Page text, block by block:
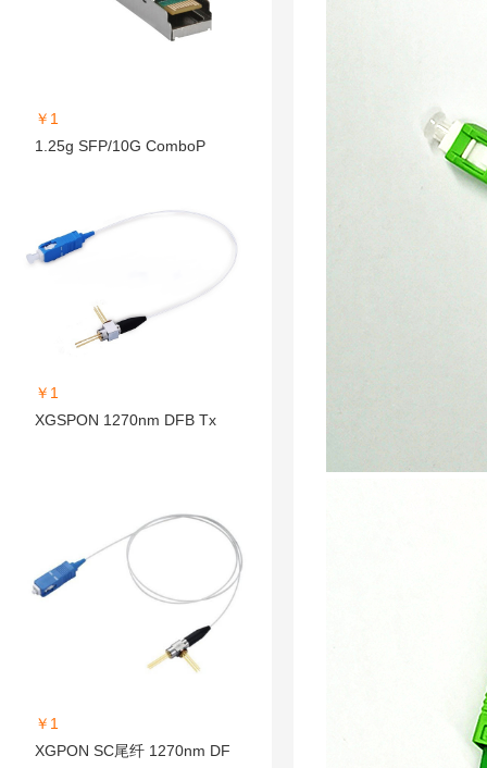
￥1
1.25g SFP/10G ComboP
￥1
XGSPON 1270nm DFB Tx
￥1
XGPON SC尾纤 1270nm DF